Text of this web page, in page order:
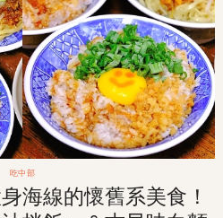
吃中部
海線的懷舊系美食！